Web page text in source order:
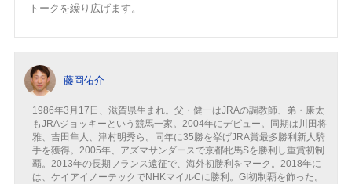
トークを繰り広げます。
藤岡佑介
1986年3月17日、滋賀県生まれ。父・健一はJRAの調教師、弟・康太
もJRAジョッキーという競馬一家。2004年にデビュー。同期は川田将
雅、吉田隼人、津村明秀ら。同年に35勝を挙げJRA賞最多勝利新人騎
手を獲得。2005年、アズマサンダースで京都牝馬Sを勝利し重賞初制
覇。2013年の長期フランス遠征で、海外初勝利をマーク。2018年に
は、ケイアイノーテックでNHKマイルCに勝利。GI初制覇を飾った。